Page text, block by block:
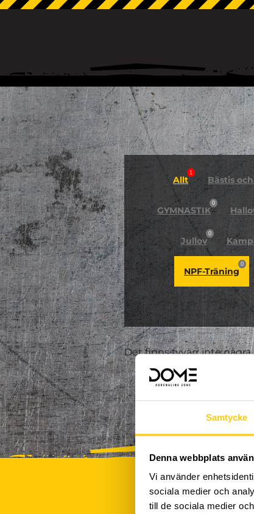
Samtycke
Denna webbplats
Vi använder
sociala medier och
till de sociala medier
Allt
1
Bästis
GYMNASTIK
0
Jullov
0
NPF-Träning
0
Det finns tyvärr inte